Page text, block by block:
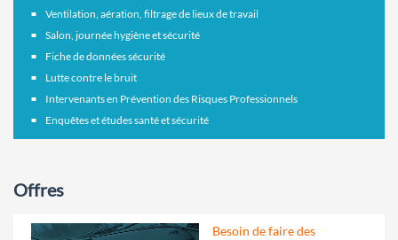
Ventilation, aération, filtrage de lieux de travail
Salon, journée hygiène et sécurité
Fiche de données sécurité
Lutte contre le bruit
Intervenants en Prévention des Risques Professionnels
Enquêtes et études santé et sécurité
Offres
Besoin de faire des